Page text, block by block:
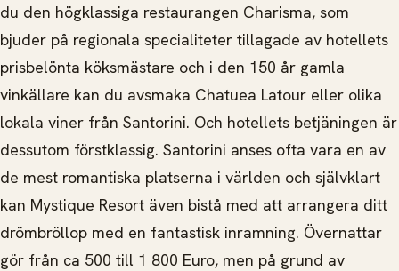
du den högklassiga restaurangen Charisma, som
bjuder på regionala specialiteter tillagade av hotellets
prisbelönta köksmästare och i den 150 år gamla
vinkällare kan du avsmaka Chatuea Latour eller olika
lokala viner från Santorini. Och hotellets betjäningen är
dessutom förstklassig. Santorini anses ofta vara en av
de mest romantiska platserna i världen och självklart
kan Mystique Resort även bistå med att arrangera ditt
drömbröllop med en fantastisk inramning. Övernattar
gör från ca 500 till 1 800 Euro, men på grund av